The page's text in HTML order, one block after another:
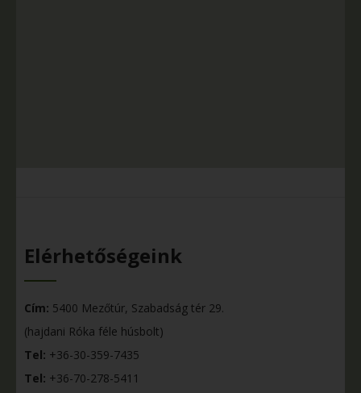
Elérhetőségeink
Cím: 5400 Mezőtúr, Szabadság tér 29.
(hajdani Róka féle húsbolt)
Tel: +36-30-359-7435
Tel: +36-70-278-5411